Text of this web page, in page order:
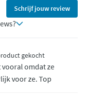
Schrijf jouw review
gekocht
omdat ze
voor ze. Top